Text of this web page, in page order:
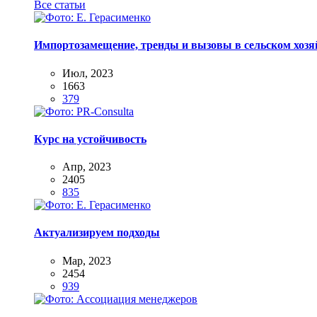
Все статьи
Импортозамещение, тренды и вызовы в сельском
Июл, 2023
1663
379
Курс на устойчивость
Апр, 2023
2405
835
Актуализируем подходы
Мар, 2023
2454
939